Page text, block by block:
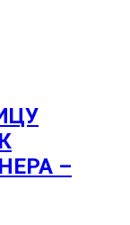
–